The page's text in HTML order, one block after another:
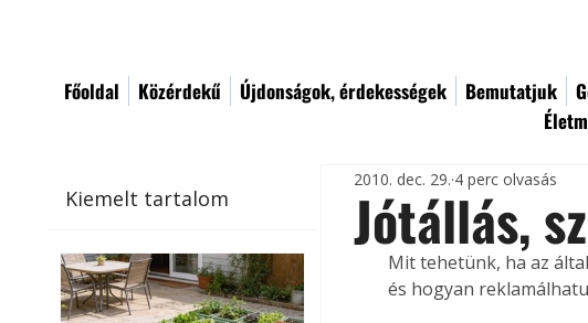
Főoldal Közérdekű Újdonságok, érdekességek Bemutatjuk
Kiemelt tartalom Jótállás,
2010. dec. 29. 4 perc olvasás
Mit tehetünk, ha az
és hogyan